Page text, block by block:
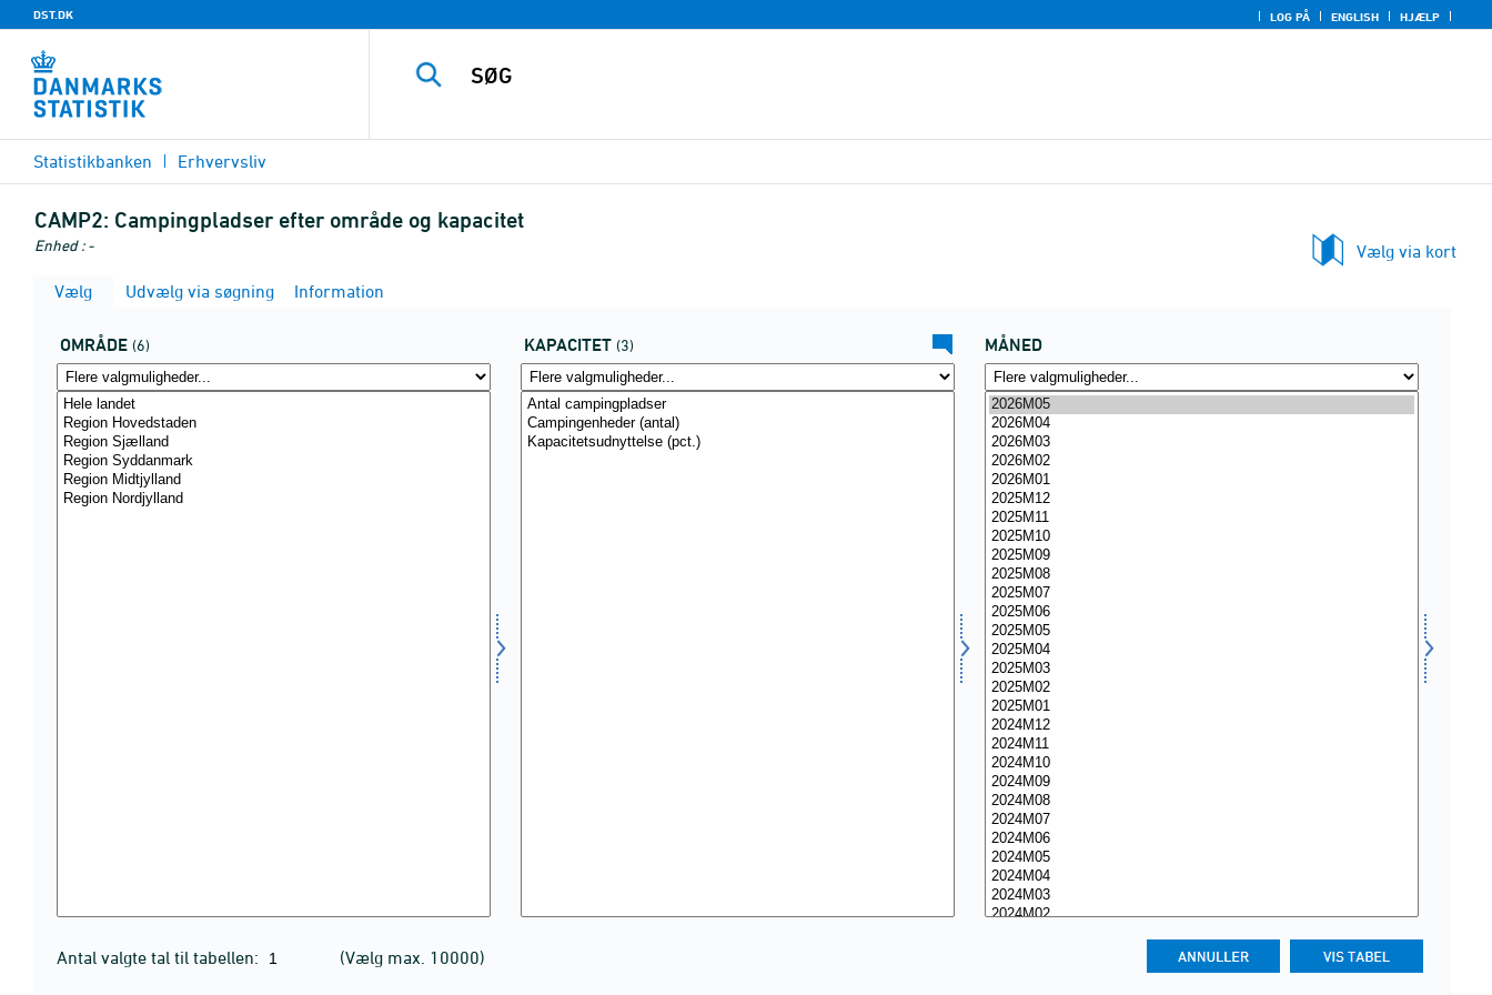
DST.DK LOG PÅ ENGLISH HJÆLP
Statistikbanken Erhvervsliv
CAMP2: Campingpladser efter område og kapacitet
Enhed : -
Vælg via kort
Vælg
Udvælg via søgning Information
OMRÅDE (6) KAPACITET (3) MÅNED
Antal valgte tal til tabellen: (Vælg max. 10000)